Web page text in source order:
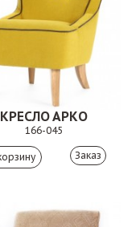
КРЕСЛО АРКО
166-045
Заказ